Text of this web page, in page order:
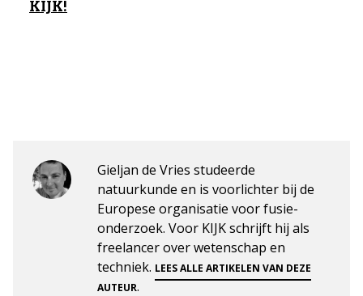
KIJK!
Gieljan de Vries studeerde
natuurkunde en is voorlichter bij de
Europese organisatie voor fusie-
onderzoek. Voor KIJK schrijft hij als
freelancer over wetenschap en
techniek. LEES ALLE ARTIKELEN VAN DEZE
AUTEUR.